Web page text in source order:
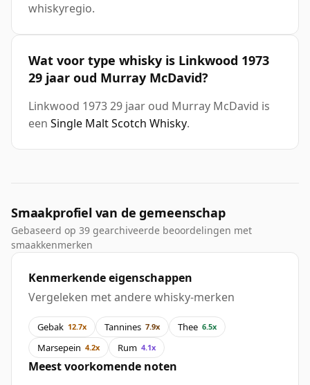
whiskyregio.
Wat voor type whisky is Linkwood 1973
29 jaar oud Murray McDavid?
Linkwood 1973 29 jaar oud Murray McDavid is
een Single Malt Scotch Whisky.
Smaakprofiel van de gemeenschap
Gebaseerd op 39 gearchiveerde beoordelingen met
smaakkenmerken
Kenmerkende eigenschappen
Vergeleken met andere whisky-merken
Gebak 12.7x Tannines 7.9x Thee 6.5x
Marsepein 4.2x Rum 4.1x
Meest voorkomende noten